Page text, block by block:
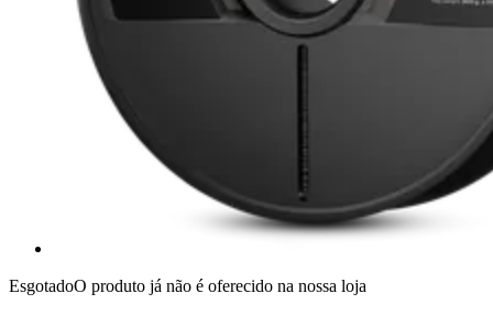
EsgotadoO produto já não é oferecido na nossa loja